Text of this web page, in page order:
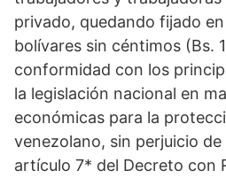
privado, quedando fijado
bolívares sin céntimos (Bs.
conformidad con los
la legislación nacional en
económicas para la
venezolano, sin perjuicio
artículo 7* del Decreto con